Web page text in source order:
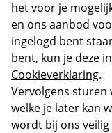
het voor je
en ons aanbod
ingelogd bent
bent, kun je deze
Cookieverklaring.
Vervolgens sturen
welke je later kan
wordt bij ons